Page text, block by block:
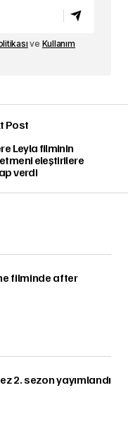
ve Kullanım
Post
Leyla filminin
eleştirilere
verdi
filminde after
2. sezon yayımlandı